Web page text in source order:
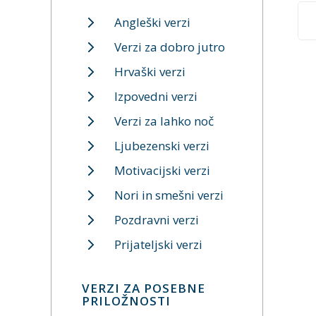
Angleški verzi
Verzi za dobro jutro
Hrvaški verzi
Izpovedni verzi
Verzi za lahko noč
Ljubezenski verzi
Motivacijski verzi
Nori in smešni verzi
Pozdravni verzi
Prijateljski verzi
VERZI ZA POSEBNE
PRILOŽNOSTI